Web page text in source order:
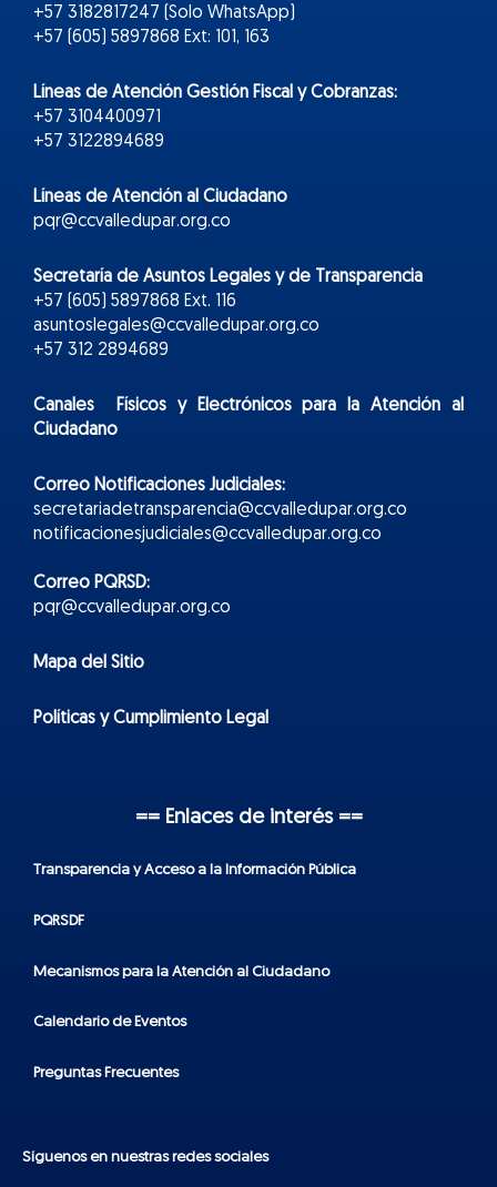
+57 3182817247 (Solo WhatsApp)
+57 (605) 5897868 Ext: 101, 163
Líneas de Atención Gestión Fiscal y Cobranzas:
+57 3104400971
+57 3122894689
Líneas de Atención al Ciudadano
pqr@ccvalledupar.org.co
Secretaría de Asuntos Legales y de Transparencia
+57 (605) 5897868 Ext. 116
asuntoslegales@ccvalledupar.org.co
+57 312 2894689
Canales Físicos yElectrónicospara la Atención al
Ciudadano
Correo Notificaciones Judiciales:
secretariadetransparencia@ccvalledupar.org.co
notificacionesjudiciales@ccvalledupar.org.co
Correo PQRSD:
pqr@ccvalledupar.org.co
Mapa del Sitio
Políticas y Cumplimiento Legal
== Enlaces de interés ==
Transparencia y Acceso a la Información Pública
PQRSDF
Mecanismos para la Atención al Ciudadano
Calendario de Eventos
Preguntas Frecuentes
Síguenos en nuestras redes sociales